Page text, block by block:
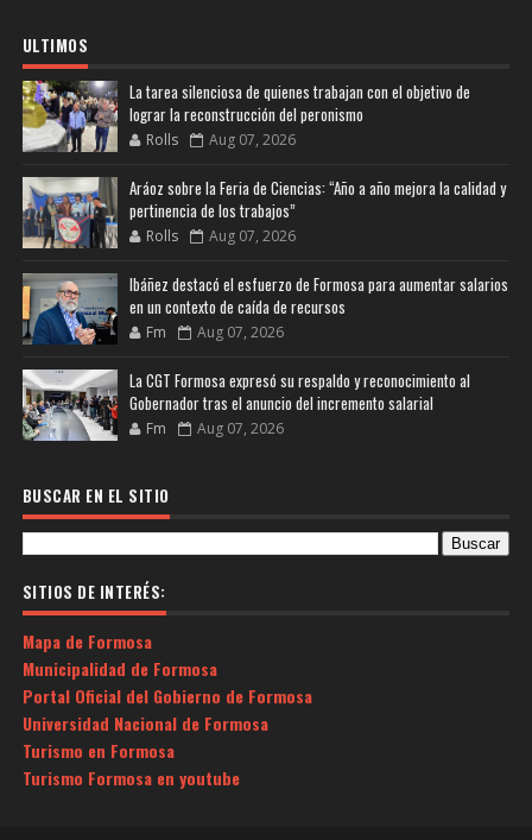
ULTIMOS
La tarea silenciosa de quienes trabajan con el objetivo de
lograr la reconstrucción del peronismo
Rolls Aug 07, 2026
Aráoz sobre la Feria de Ciencias: “Año a año mejora la calidad y
pertinencia de los trabajos”
Rolls Aug 07, 2026
Ibáñez destacó el esfuerzo de Formosa para aumentar salarios
en un contexto de caída de recursos
Fm Aug 07, 2026
La CGT Formosa expresó su respaldo y reconocimiento al
Gobernador tras el anuncio del incremento salarial
Fm Aug 07, 2026
BUSCAR EN EL SITIO
SITIOS DE INTERÉS:
Mapa de Formosa
Municipalidad de Formosa
Portal Oficial del Gobierno de Formosa
Universidad Nacional de Formosa
Turismo en Formosa
Turismo Formosa en youtube